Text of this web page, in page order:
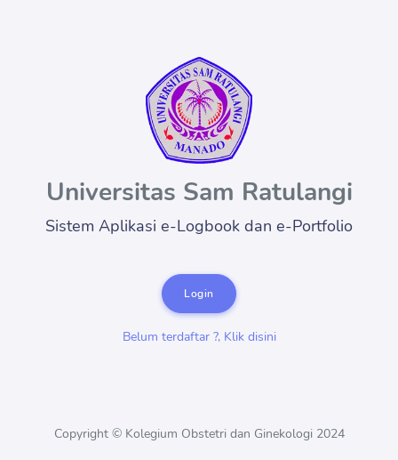
Universitas Sam Ratulangi
Sistem Aplikasi e-Logbook dan e-Portfolio
Login
Belum terdaftar ?, Klik disini
Copyright © Kolegium Obstetri dan Ginekologi 2024